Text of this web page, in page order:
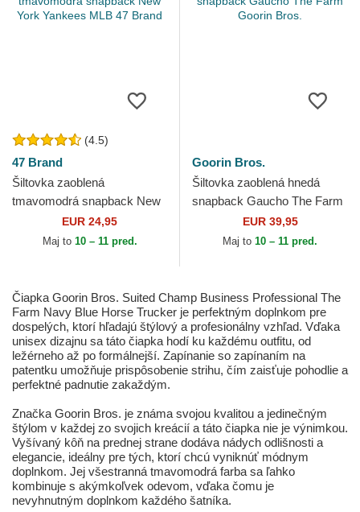
(4.5)
47 Brand
Šiltovka zaoblená
tmavomodrá snapback New
York Yankees MLB 47 Brand
EUR 24,95
Maj to 10 – 11 pred.
Goorin Bros.
Šiltovka zaoblená hnedá
snapback Gaucho The Farm
Goorin Bros.EUR 39,95
Maj to 10 – 11 pred.
Čiapka Goorin Bros. Suited Champ Business Professional The
Farm Navy Blue Horse Trucker je perfektným doplnkom pre
dospelých, ktorí hľadajú štýlový a profesionálny vzhľad. Vďaka
unisex dizajnu sa táto čiapka hodí ku každému outfitu, od
ležérneho až po formálnejší. Zapínanie so zapínaním na
patentku umožňuje prispôsobenie strihu, čím zaisťuje pohodlie a
perfektné padnutie zakaždým.
Značka Goorin Bros. je známa svojou kvalitou a jedinečným
štýlom v každej zo svojich kreácií a táto čiapka nie je výnimkou.
Vyšívaný kôň na prednej strane dodáva nádych odlišnosti a
elegancie, ideálny pre tých, ktorí chcú vyniknúť módnym
doplnkom. Jej všestranná tmavomodrá farba sa ľahko
kombinuje s akýmkoľvek odevom, vďaka čomu je
nevyhnutným doplnkom každého šatníka.